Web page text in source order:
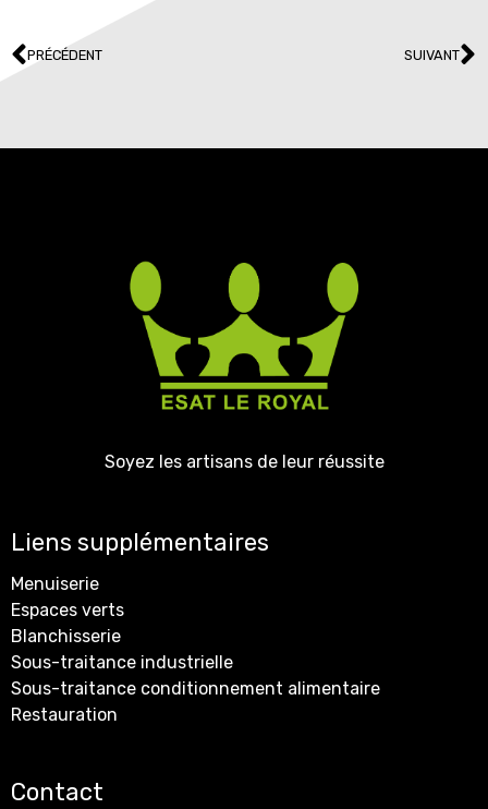
PRÉCÉDENT SUIVANT
Soyez les artisans de leur réussite
Liens supplémentaires
Menuiserie
Espaces verts
Blanchisserie
Sous-traitance industrielle
Sous-traitance conditionnement alimentaire
Restauration
Contact